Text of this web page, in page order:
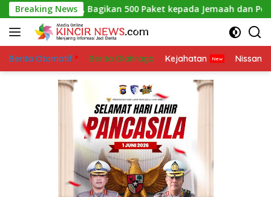
Skip
to
content
Breaking News
Bagikan 500 Paket kepada Jemaah dan Pengguna Jalan
Berita Otomotif Berita Olahraga Kejahatan Nissan